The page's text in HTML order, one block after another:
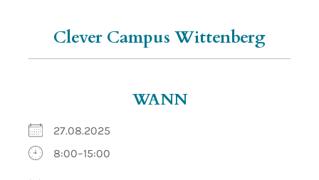
Clever Campus Wittenberg
WANN
27.08.2025
8:00–15:00